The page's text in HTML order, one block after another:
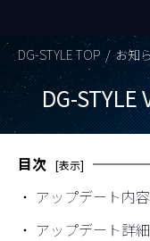
DG-STYLE TOP お知
DG-
目次
アップデート内容
アップデート詳細